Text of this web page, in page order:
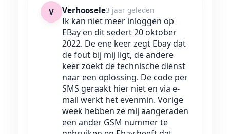
V Verhoosele3 jaar geleden
Ik kan niet meer inloggen op
EBay en dit sedert 20 oktober
2022. De ene keer zegt Ebay dat
de fout bij mij ligt, de andere
keer zoekt de technische dienst
naar een oplossing. De code per
SMS geraakt hier niet en via e-
mail werkt het evenmin. Vorige
week hebben ze mij aangeraden
een ander GSM nummer te